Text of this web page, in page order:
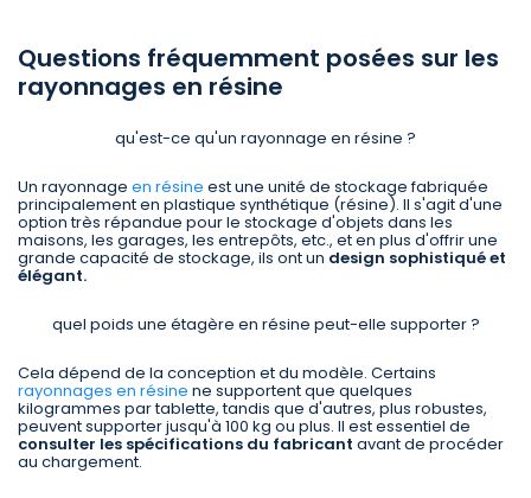
Questions fréquemment posées sur les
rayonnages en résine
qu'est-ce qu'un rayonnage en résine ?
Un rayonnage en résine est une unité de stockage fabriquée
principalement en plastique synthétique (résine). Il s'agit d'une
option très répandue pour le stockage d'objets dans les
maisons, les garages, les entrepôts, etc., et en plus d'offrir une
grande capacité de stockage, ils ont un design sophistiqué et
élégant.
quel poids une étagère en résine peut-elle supporter ?
Cela dépend de la conception et du modèle. Certains
rayonnages en résine ne supportent que quelques
kilogrammes par tablette, tandis que d'autres, plus robustes,
peuvent supporter jusqu'à 100 kg ou plus. Il est essentiel de
consulter les spécifications du fabricant avant de procéder
au chargement.